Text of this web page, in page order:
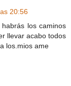
20:56
los caminos
llevar acabo todos
los.mios ame